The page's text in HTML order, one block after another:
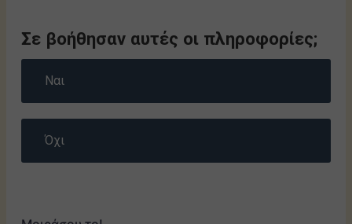
Σε βοήθησαν αυτές οι πληροφορίες;
Ναι
Όχι